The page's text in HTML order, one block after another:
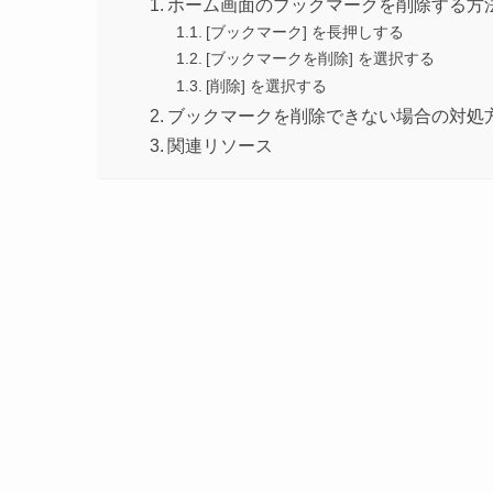
ホーム画面のブックマークを削除する方
[ブックマーク] を長押しする
[ブックマークを削除] を選択する
[削除] を選択する
ブックマークを削除できない場合の対処
関連リソース